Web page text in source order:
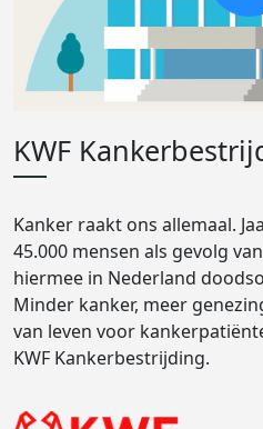
KWF
Kanker raakt ons allemaal.
45.000 mensen als gevolg
hiermee in Nederland
Minder kanker, meer
van leven voor
KWF Kankerbestrijding.